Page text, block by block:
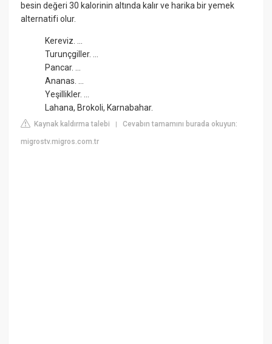
besin değeri 30 kalorinin altında kalır ve harika bir yemek
alternatifi olur.
Kereviz. ...
Turunçgiller. ...
Pancar. ...
Ananas. ...
Yeşillikler. ...
Lahana, Brokoli, Karnabahar.
Kaynak kaldırma talebi |Cevabın tamamını burada okuyun:
migrostv.migros.com.tr